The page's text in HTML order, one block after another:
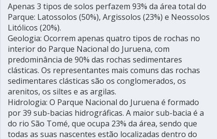
Apenas 3 tipos de solos perfazem 93% da área total do
Parque: Latossolos (50%), Argissolos (23%) e Neossolos
Litólicos (20%).
Geologia: Ocorrem apenas quatro tipos de rochas no
interior do Parque Nacional do Juruena, com
predominância de 90% das rochas sedimentares
clásticas. Os representantes mais comuns das rochas
sedimentares clásticas são os conglomerados, os
arenitos, os siltes e as argilas.
Hidrologia: O Parque Nacional do Juruena é formado
por 39 sub-bacias hidrográficas. A maior sub-bacia é a
do rio São Tomé, que ocupa 23% da área, sendo que
todas as suas nascentes estão localizadas dentro do